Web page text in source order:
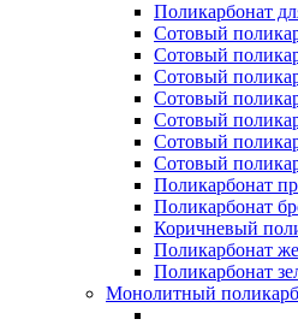
Поликарбонат
Сотовый
Сотовый
Сотовый
Сотовый
Сотовый
Сотовый
Сотовый
Поликарбонат
Поликарбонат
Коричневый
Поликарбонат
Поликарбонат
Монолитный